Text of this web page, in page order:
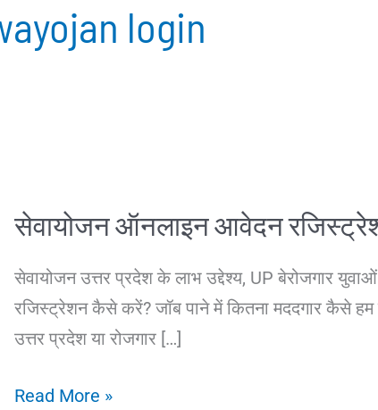
login
सेवायोजन ऑनलाइन आवेदन
सेवायोजन उत्तर प्रदेश के लाभ उद्देश्य, UP बेरोजगार
रजिस्ट्रेशन कैसे करें? जॉब पाने में कितना मददगार कैसे
उत्तर प्रदेश या रोजगार […]
सेवायोजन
Read More »